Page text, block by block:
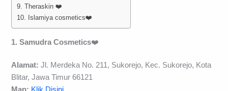
9. Theraskin ❤️
10. Islamiya cosmetics❤️
1. Samudra Cosmetics❤️
Alamat: Jl. Merdeka No. 211, Sukorejo, Kec. Sukorejo, Kota
Blitar, Jawa Timur 66121